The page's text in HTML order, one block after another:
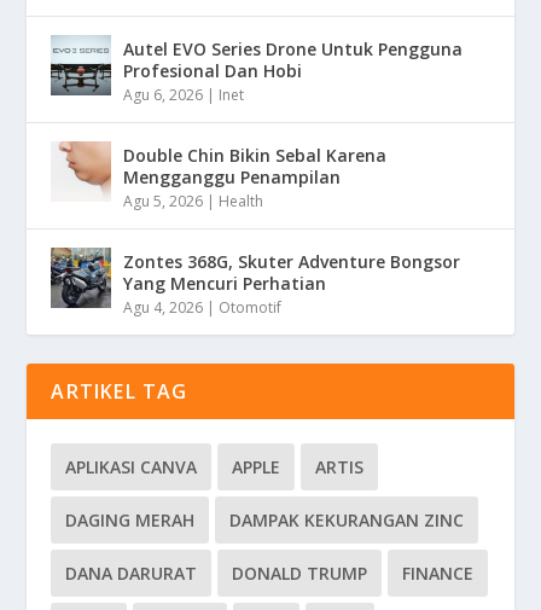
Autel EVO Series Drone Untuk Pengguna
Profesional Dan Hobi
Agu 6, 2026 | Inet
Double Chin Bikin Sebal Karena
Mengganggu Penampilan
Agu 5, 2026 | Health
Zontes 368G, Skuter Adventure Bongsor
Yang Mencuri Perhatian
Agu 4, 2026 | Otomotif
ARTIKEL TAG
APLIKASI CANVA APPLE ARTIS
DAGING MERAH DAMPAK KEKURANGAN ZINC
DANA DARURAT DONALD TRUMP FINANCE